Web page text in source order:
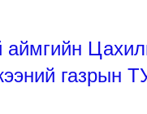
газрын